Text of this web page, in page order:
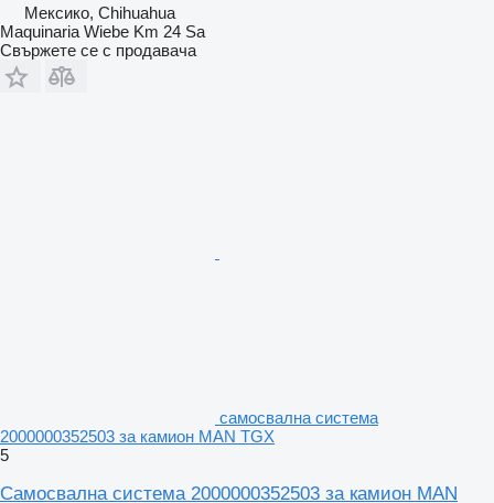
Мексико, Chihuahua
Maquinaria Wiebe Km 24 Sa
Свържете се с продавача
самосвална система
2000000352503 за камион MAN TGX
5
Самосвална система 2000000352503 за камион MAN